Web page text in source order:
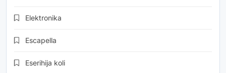
Elektronika
Escapella
Eserihija koli